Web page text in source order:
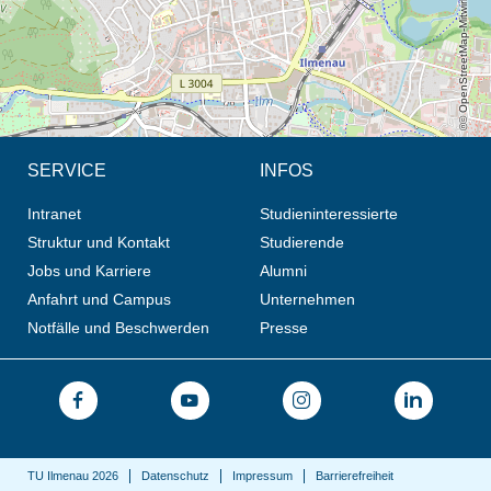
SERVICE
Intranet
Struktur und Kontakt
Jobs und Karriere
Anfahrt und Campus
Notfälle und Beschwerden
INFOS
Studieninteressierte
Studierende
Alumni
Unternehmen
Presse
TU Ilmenau 2026 Datenschutz Impressum Barrierefreiheit